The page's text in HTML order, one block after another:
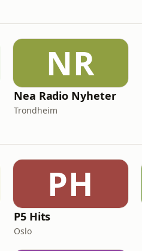
NR
Nea Radio Nyheter
Trondheim
PH
P5 Hits
Oslo